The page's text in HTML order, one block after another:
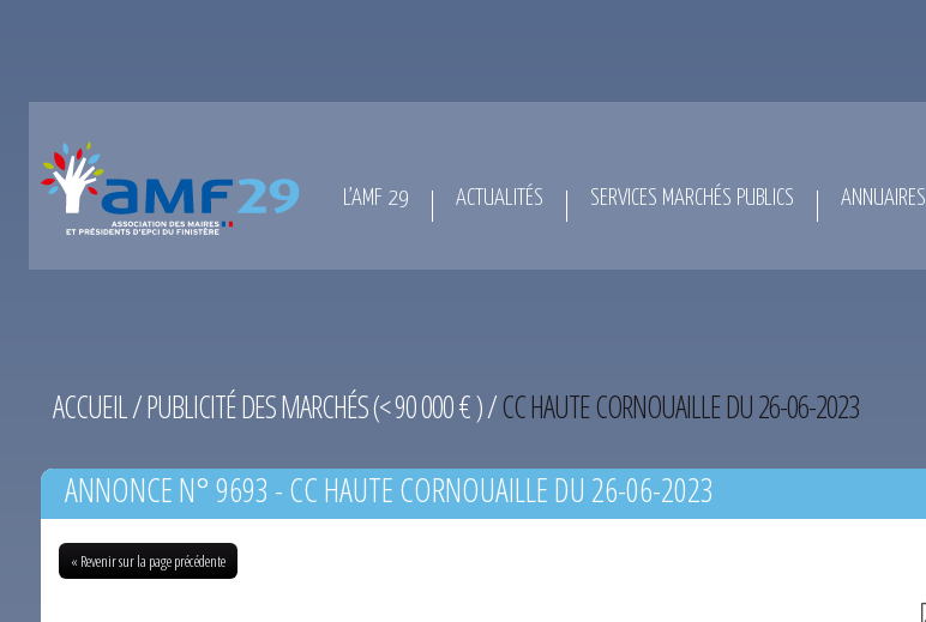
L’AMF 29 ACTUALITÉS SERVICES MARCHÉS PUBLICS ANNUAIRES
ACCUEIL/PUBLICITÉ DES MARCHÉS (< 90 000 € )/CC HAUTE CORNOUAILLE DU 26-06-2023
ANNONCE N° 9693 - CC HAUTE CORNOUAILLE DU 26-06-2023
« Revenir sur la page précédente